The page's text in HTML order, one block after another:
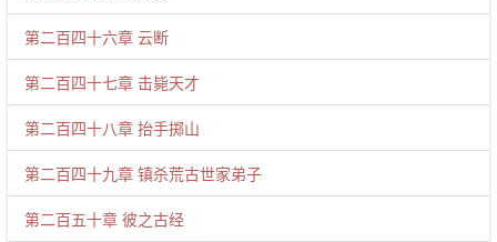
第二百四十六章 云断
第二百四十七章 击毙天才
第二百四十八章 抬手掷山
第二百四十九章 镇杀荒古世家弟子
第二百五十章 彼之古经